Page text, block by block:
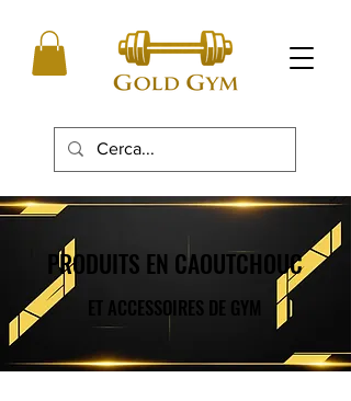
PRODUITS EN CAOUTCHOUC
PRODUITS EN CAOUTCHOUC
ET ACCESSOIRES DE GYM
ET ACCESSOIRES DE GYM